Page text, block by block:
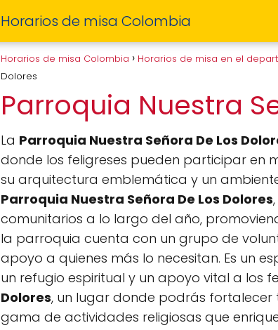
Horarios de misa Colombia
Horarios de misa Colombia Horarios de misa en el
Dolores
Parroquia Nuestra
La Parroquia Nuestra Señora De Los
donde los feligreses pueden participar en
su arquitectura emblemática y un
Parroquia Nuestra Señora De Los Dolores
comunitarios a lo largo del año,
la parroquia cuenta con un grupo de
apoyo a quienes más lo necesitan. Es un
un refugio espiritual y un apoyo vital a los
Dolores, un lugar donde podrás
gama de actividades religiosas que